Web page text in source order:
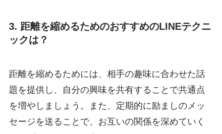
3. 距離を縮めるためのおすすめのLINEテクニ
ックは？
距離を縮めるためには、相手の趣味に合わせた話
題を提供し、自分の興味を共有することで共通点
を増やしましょう。また、定期的に励ましのメッ
セージを送ることで、お互いの関係を深めていく